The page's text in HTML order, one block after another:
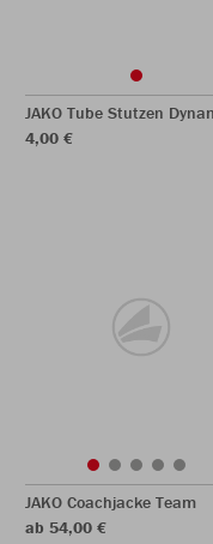
JAKO Tube Stutzen
4,00 €
JAKO Coachjacke Team
ab 54,00 €